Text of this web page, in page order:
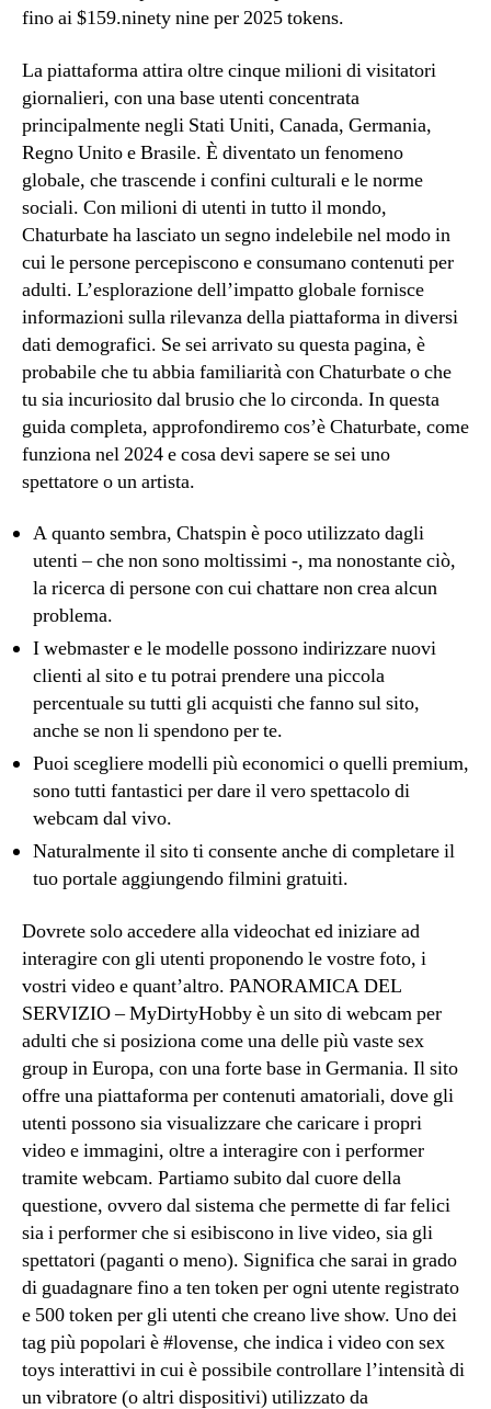
fino ai $159.ninety nine per 2025 tokens.
La piattaforma attira oltre cinque milioni di visitatori
giornalieri, con una base utenti concentrata
principalmente negli Stati Uniti, Canada, Germania,
Regno Unito e Brasile. È diventato un fenomeno
globale, che trascende i confini culturali e le norme
sociali. Con milioni di utenti in tutto il mondo,
Chaturbate ha lasciato un segno indelebile nel modo in
cui le persone percepiscono e consumano contenuti per
adulti. L’esplorazione dell’impatto globale fornisce
informazioni sulla rilevanza della piattaforma in diversi
dati demografici. Se sei arrivato su questa pagina, è
probabile che tu abbia familiarità con Chaturbate o che
tu sia incuriosito dal brusio che lo circonda. In questa
guida completa, approfondiremo cos’è Chaturbate, come
funziona nel 2024 e cosa devi sapere se sei uno
spettatore o un artista.
A quanto sembra, Chatspin è poco utilizzato dagli
utenti – che non sono moltissimi -, ma nonostante ciò,
la ricerca di persone con cui chattare non crea alcun
problema.
I webmaster e le modelle possono indirizzare nuovi
clienti al sito e tu potrai prendere una piccola
percentuale su tutti gli acquisti che fanno sul sito,
anche se non li spendono per te.
Puoi scegliere modelli più economici o quelli premium,
sono tutti fantastici per dare il vero spettacolo di
webcam dal vivo.
Naturalmente il sito ti consente anche di completare il
tuo portale aggiungendo filmini gratuiti.
Dovrete solo accedere alla videochat ed iniziare ad
interagire con gli utenti proponendo le vostre foto, i
vostri video e quant’altro. PANORAMICA DEL
SERVIZIO – MyDirtyHobby è un sito di webcam per
adulti che si posiziona come una delle più vaste sex
group in Europa, con una forte base in Germania. Il sito
offre una piattaforma per contenuti amatoriali, dove gli
utenti possono sia visualizzare che caricare i propri
video e immagini, oltre a interagire con i performer
tramite webcam. Partiamo subito dal cuore della
questione, ovvero dal sistema che permette di far felici
sia i performer che si esibiscono in live video, sia gli
spettatori (paganti o meno). Significa che sarai in grado
di guadagnare fino a ten token per ogni utente registrato
e 500 token per gli utenti che creano live show. Uno dei
tag più popolari è #lovense, che indica i video con sex
toys interattivi in cui è possibile controllare l’intensità di
un vibratore (o altri dispositivi) utilizzato da